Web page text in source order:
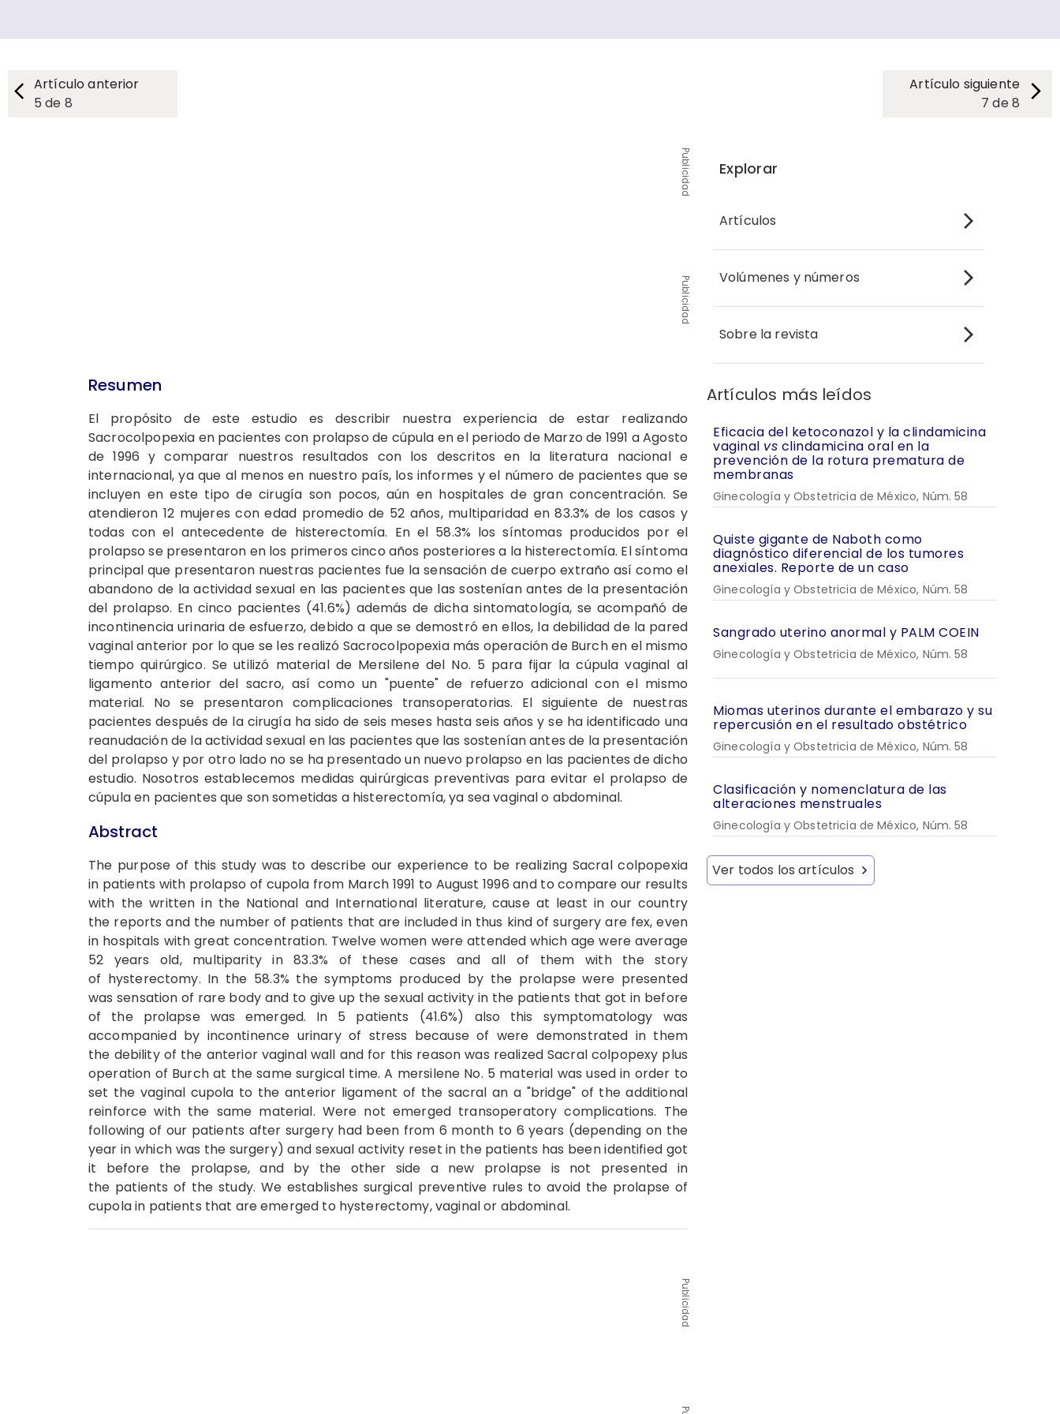
Artículo anterior
5 de 8
Artículo siguiente
7 de8
Publicidad
Publicidad
Resumen
El propósito de este estudio es describir nuestra experiencia de estar realizando
Sacrocolpopexia en pacientes con prolapso de cúpula en el periodo de Marzo de 1991 a Agosto
de 1996 y comparar nuestros resultados con los descritos en la literatura nacional e
internacional, ya que al menos en nuestro país, los informes y el número de pacientes que se
incluyen en este tipo de cirugía son pocos, aún en hospitales de gran concentración. Se
atendieron 12 mujeres con edad promedio de 52 años, multiparidad en 83.3% de los casos y
todas con el antecedente de histerectomía. En el 58.3% los síntomas producidos por el
prolapso se presentaron en los primeros cinco años posteriores a la histerectomía. El síntoma
principal que presentaron nuestras pacientes fue la sensación de cuerpo extraño así como el
abandono de la actividad sexual en las pacientes que las sostenían antes de la presentación
del prolapso. En cinco pacientes (41.6%) además de dicha sintomatología, se acompañó de
incontinencia urinaria de esfuerzo, debido a que se demostró en ellos, la debilidad de la pared
vaginal anterior por lo que se les realizó Sacrocolpopexia más operación de Burch en el mismo
tiempo quirúrgico. Se utilizó material de Mersilene del No. 5 para fijar la cúpula vaginal al
ligamento anterior del sacro, así como un "puente" de refuerzo adicional con el mismo
material. No se presentaron complicaciones transoperatorias. El siguiente de nuestras
pacientes después de la cirugía ha sido de seis meses hasta seis años y se ha identificado una
reanudación de la actividad sexual en las pacientes que las sostenían antes de la presentación
del prolapso y por otro lado no se ha presentado un nuevo prolapso en las pacientes de dicho
estudio. Nosotros establecemos medidas quirúrgicas preventivas para evitar el prolapso de
cúpula en pacientes que son sometidas a histerectomía, ya sea vaginal o abdominal.
Abstract
The purpose of this study was to describe our experience to be realizing Sacral colpopexia
in patients with prolapso of cupola from March 1991 to August 1996 and to compare our results
with the written in the National and International literature, cause at least in our country
the reports and the number of patients that are included in thus kind of surgery are fex, even
in hospitals with great concentration. Twelve women were attended which age were average
52 years old, multiparity in 83.3% of these cases and all of them with the story
of hysterectomy. In the 58.3% the symptoms produced by the prolapse were presented
was sensation of rare body and to give up the sexual activity in the patients that got in before
of the prolapse was emerged. In 5 patients (41.6%) also this symptomatology was
accompanied by incontinence urinary of stress because of were demonstrated in them
the debility of the anterior vaginal wall and for this reason was realized Sacral colpopexy plus
operation of Burch at the same surgical time. A mersilene No. 5 material was used in order to
set the vaginal cupola to the anterior ligament of the sacral an a "bridge" of the additional
reinforce with the same material. Were not emerged transoperatory complications. The
following of our patients after surgery had been from 6 month to 6 years (depending on the
year in which was the surgery) and sexual activity reset in the patients has been identified got
it before the prolapse, and by the other side a new prolapse is not presented in
the patients of the study. We establishes surgical preventive rules to avoid the prolapse of
cupola in patients that are emerged to hysterectomy, vaginal or abdominal.
Publicidad
Explorar
Artículos
Volúmenes y números
Sobre la revista
Artículos más leídos
Eficacia del ketoconazol y la clindamicina
vaginal vs clindamicina oral en la
prevención de la rotura prematura de
membranas
Ginecología y Obstetricia de México, Núm. 58
Quiste gigante de Naboth como
diagnóstico diferencial de los tumores
anexiales. Reporte de un caso
Ginecología y Obstetricia de México, Núm. 58
Sangrado uterino anormal y PALM COEIN
Ginecología y Obstetricia de México, Núm. 58
Miomas uterinos durante el embarazo y su
repercusión en el resultado obstétrico
Ginecología y Obstetricia de México, Núm. 58
Clasificación y nomenclatura de las
alteraciones menstruales
Ginecología y Obstetricia de México, Núm. 58
Ver todos los artículos